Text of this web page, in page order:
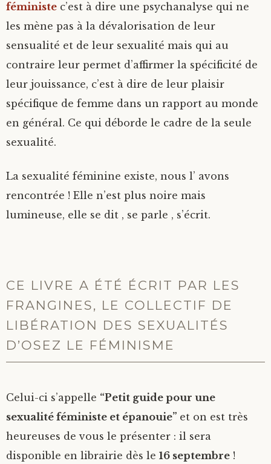
féministe c’est à dire une psychanalyse qui ne
les mène pas à la dévalorisation de leur
sensualité et de leur sexualité mais qui au
contraire leur permet d’affirmer la spécificité de
leur jouissance, c’est à dire de leur plaisir
spécifique de femme dans un rapport au monde
en général. Ce qui déborde le cadre de la seule
sexualité.
La sexualité féminine existe, nous l’ avons
rencontrée ! Elle n’est plus noire mais
lumineuse, elle se dit , se parle , s’écrit.
CE LIVRE A ÉTÉ ÉCRIT PAR LES
FRANGINES, LE COLLECTIF DE
LIBÉRATION DES SEXUALITÉS
D’OSEZ LE FÉMINISME
Celui-ci s’appelle “Petit guide pour une
sexualité féministe et épanouie” et on est très
heureuses de vous le présenter : il sera
disponible en librairie dès le 16 septembre !